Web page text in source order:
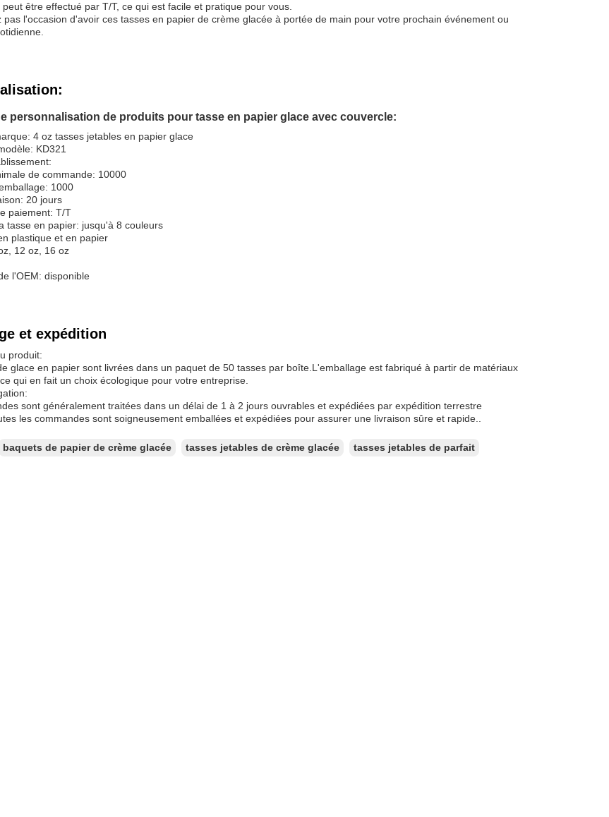
être effectué par T/T, ce qui est facile et pratique pour vous.
pas l'occasion d'avoir ces tasses en papier de crème glacée à portée de main pour votre prochain événement ou
personnalisation de produits pour tasse en papier glace avec couvercle:
4 oz tasses jetables en papier glace
KD321
de commande: 10000
1000
20 jours
paiement: T/T
tasse en papier: jusqu'à 8 couleurs
plastique et en papier
12 oz, 16 oz
l'OEM: disponible
et expédition
produit:
glace en papier sont livrées dans un paquet de 50 tasses par boîte.L'emballage est fabriqué à partir de matériaux
qui en fait un choix écologique pour votre entreprise.
sont généralement traitées dans un délai de 1 à 2 jours ouvrables et expédiées par expédition terrestre
les commandes sont soigneusement emballées et expédiées pour assurer une livraison sûre et rapide..
baquets de papier de crème glacée tasses jetables de crème glacée tasses jetables de parfait